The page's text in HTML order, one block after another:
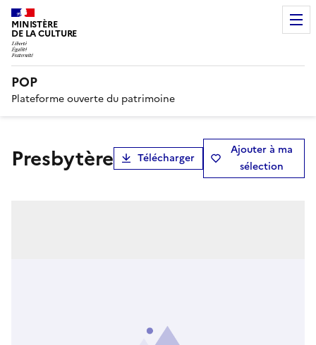
MINISTÈRE
DE LA CULTURE
POP
Plateforme ouverte du patrimoine
Presbytère Télécharger
Ajouter à ma
sélection